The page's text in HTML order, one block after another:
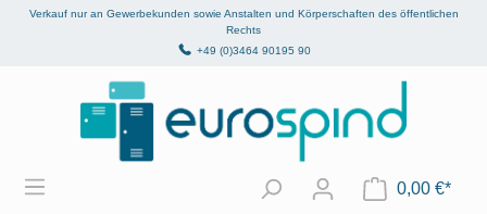
springen
Verkauf nur an Gewerbekunden sowie Anstalten und Körperschaften des öffentlichen
Rechts
+49 (0)3464 90195 90
0,00 €*